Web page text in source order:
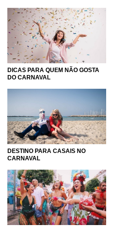
DICAS PARA QUEM NÃO GOSTA
DO CARNAVAL
DESTINO PARA CASAIS NO
CARNAVAL